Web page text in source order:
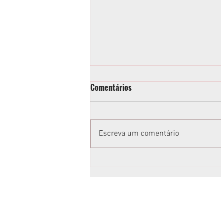
Vereadora acusa Tathiana
Comentários
Escreva um comentário